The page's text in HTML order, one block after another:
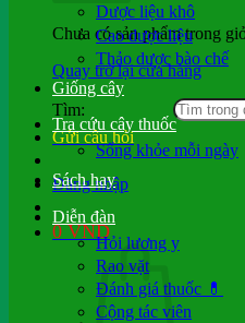
Chưa có sản phẩm trong
Quay trở lại cửa hàng
Tìm:
Gửi câu hỏi
Đăng nhập
0VND
Dược liệu khô
Cao dược liệu
Thảo dược bào chế
Giống cây
Tra cứu cây thuốc
Sống khỏe mỗi ngày
Sách hay
Diễn đàn
Hỏi lương y
Rao vặt
Đánh giá thuốc 💊
Cộng tác viên